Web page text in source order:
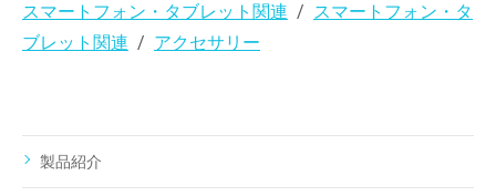
スマートフォン・タブレット関連
スマートフォン・タ
ブレット関連
アクセサリー
製品紹介